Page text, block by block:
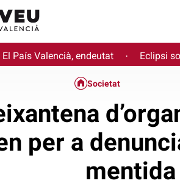
El País Valencià, endeutat · Eclipsi
Societat
per a